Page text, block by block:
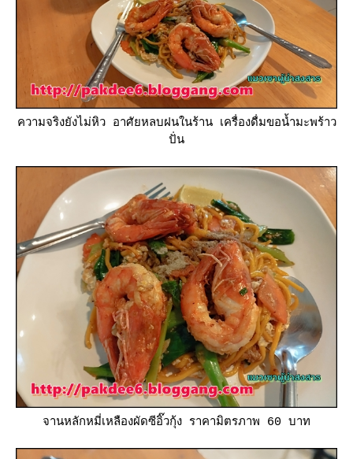
ความจริงยังไม่หิว อาศัยหลบฝนในร้าน เครื่องดื่มขอน้ำมะพร้าว
ปั่น
จานหลักหมี่เหลืองผัดซีอิ๊วกุ้ง ราคามิตรภาพ 60 บาท